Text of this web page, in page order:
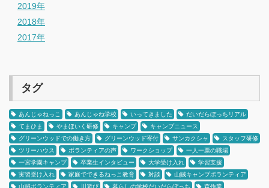
2019年
2018年
2017年
タグ
あんじゃねっこ あんじゃね学校 いってきました
だいだらぼっちリアル
てまひま
やまほいく研修 キャンプ
キャンプニュース
グリーンウッドでの働き方
グリーンウッド寄付 サンカクシャ
スタッフ研修
ツリーハウス
ボランティアの声 ワークショップ
一人一票の職場
一宮学園キャンプ
卒業生インタビュー 大学受け入れ
学習支援
実習受け入れ
家庭でできるねっこ教育 対談
山賊キャンプボランティア
山賊ボランティア
川遊び 暮らしの学校だいだらぼっち 森作業